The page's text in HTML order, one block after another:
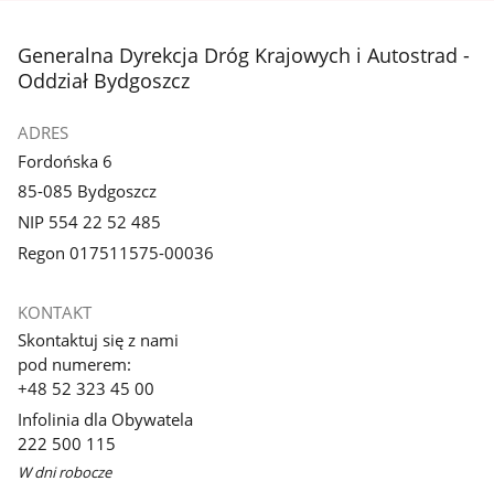
galerii.
galerii.
stopka
Generalna Dyrekcja Dróg Krajowych i Autostrad -
Oddział Bydgoszcz
ADRES
Fordońska 6
85-085 Bydgoszcz
NIP 554 22 52 485
Regon 017511575-00036
KONTAKT
Skontaktuj się z nami
pod numerem:
+48 52 323 45 00
Infolinia dla Obywatela
222 500 115
W dni robocze